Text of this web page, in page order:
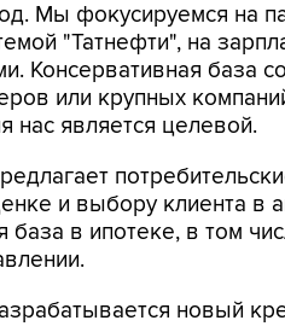
Мы фокусируемся на
"Татнефти", на
Консервативная база
или крупных
нас является целевой.
и выбору клиента в
база в ипотеке, в том
новый